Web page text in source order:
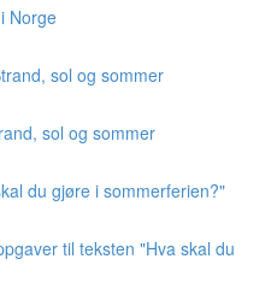
Norge
sol og sommer
sol og sommer
du gjøre i sommerferien?"
til teksten "Hva skal du